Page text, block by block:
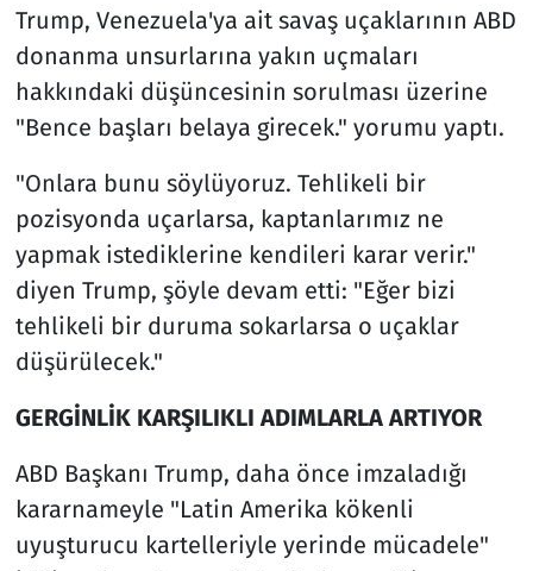
Trump, Venezuela'ya ait savaş uçaklarının ABD
donanma unsurlarına yakın uçmaları
hakkındaki düşüncesinin sorulması üzerine
"Bence başları belaya girecek." yorumu yaptı.
"Onlara bunu söylüyoruz. Tehlikeli bir
pozisyonda uçarlarsa, kaptanlarımız ne
yapmak istediklerine kendileri karar verir."
diyen Trump, şöyle devam etti: "Eğer bizi
tehlikeli bir duruma sokarlarsa o uçaklar
düşürülecek."
GERGİNLİK KARŞILIKLI ADIMLARLA ARTIYOR
ABD Başkanı Trump, daha önce imzaladığı
kararnameyle "Latin Amerika kökenli
uyuşturucu kartelleriyle yerinde mücadele"